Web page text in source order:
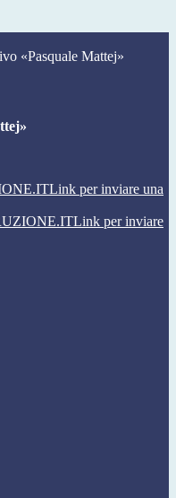
«Pasquale Mattej»
Link per inviare una
Link per inviare